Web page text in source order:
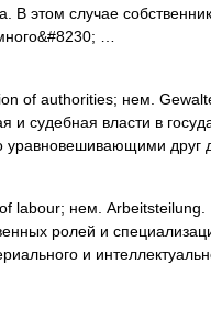
В этом случае
…
of authorities; нем.
и судебная власти в
друг
labour; нем. Arbeitsteilung.
ролей и
и